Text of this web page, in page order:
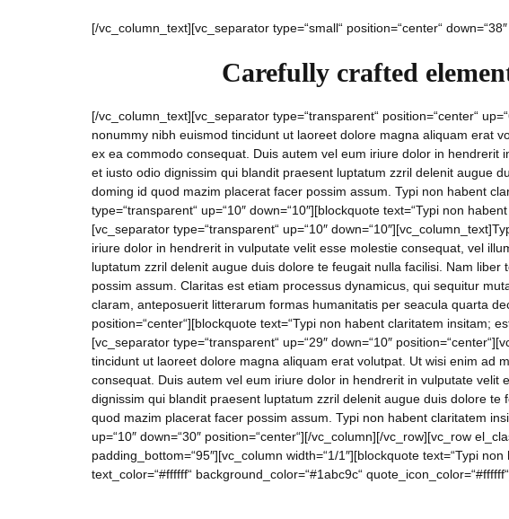
[/vc_column_text][vc_separator type=“small“ position=“center“
Carefully crafted
[/vc_column_text][vc_separator type=“transparent“ position=“center“
nonummy nibh euismod tincidunt ut laoreet dolore magna aliquam erat
ex ea commodo consequat. Duis autem vel eum iriure dolor in
et iusto odio dignissim qui blandit praesent luptatum zzril delenit augue
doming id quod mazim placerat facer possim assum. Typi non habent
type=“transparent“ up=“10″ down=“10″][blockquote text=“Typi non
[vc_separator type=“transparent“ up=“10″
iriure dolor in hendrerit in vulputate velit esse molestie consequat, vel
luptatum zzril delenit augue duis dolore te feugait nulla facilisi. Nam
possim assum. Claritas est etiam processus dynamicus, qui sequitur
claram, anteposuerit litterarum formas humanitatis per seacula quarta
position=“center“][blockquote text=“Typi non habent claritatem insitam;
[vc_separator type=“transparent“ up=“29″ down=“10″
tincidunt ut laoreet dolore magna aliquam erat volutpat. Ut wisi enim ad
consequat. Duis autem vel eum iriure dolor in hendrerit in vulputate
dignissim qui blandit praesent luptatum zzril delenit augue duis dolore
quod mazim placerat facer possim assum. Typi non habent claritatem
up=“10″ down=“30″ position=“center“][/vc_column][/vc_row][vc_row
padding_bottom=“95″][vc_column width=“1/1″][blockquote text=“Typi
text_color=“#ffffff“ background_color=“#1abc9c“